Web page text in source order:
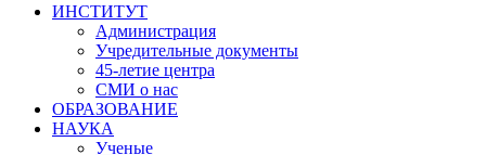
ИНСТИТУТ
Администрация
Учредительные документы
45-летие центра
СМИ о нас
ОБРАЗОВАНИЕ
НАУКА
Ученые